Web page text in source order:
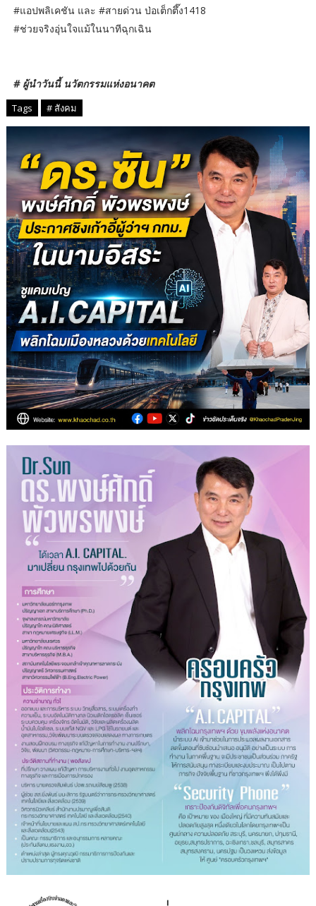
#แอปพลิเคชัน และ #สายด่วน ป่อเต็กตึ๊ง1418
#ช่วยจริงอุ่นใจแม้ในนาทีฉุกเฉิน
# ผู้นำวันนี้ นวัตกรรมแห่งอนาคต
Tags # สังคม